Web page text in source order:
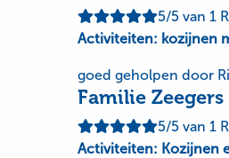
Deze
review
een
beoordeling
van5
sterren
Bekijk
meer
5/5 van 1
Activiteiten: kozijnen
goed geholpen door
Familie Zeegers
Deze
review
Bekijk
meer
5/5 van 1
Activiteiten: Kozijnen